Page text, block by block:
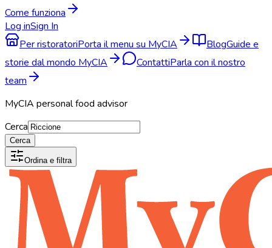
Come funziona
Log inSign In
Per ristoratoriPorta il menu su MyCIA BlogGuide e
storie dal mondo MyCIA
ContattiParla con il nostro
team
MyCIA personal food advisor
Cerca
Cerca
Ordina e filtra